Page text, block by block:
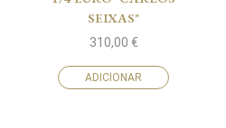
SEIXAS"
310,00 €
ADICIONAR